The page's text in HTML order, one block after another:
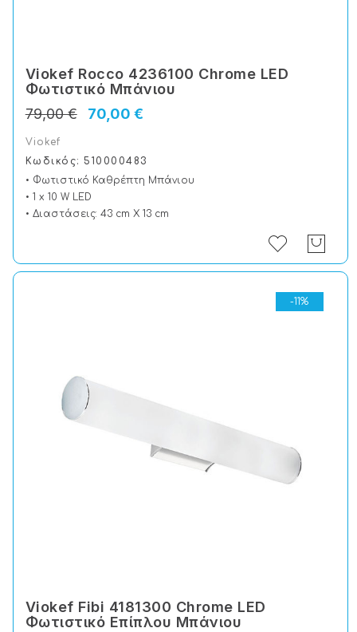
Viokef Rocco 4236100 Chrome LED
Φωτιστικό Μπάνιου
70,00 €
79,00 €
Viokef
Κωδικός: 510000483
• Φωτιστικό Καθρέπτη Μπάνιου
• 1 x 10 W LED
• Διαστάσεις: 43 cm X 13 cm
-11%
Viokef Fibi 4181300 Chrome LED
Φωτιστικό Επίπλου Μπάνιου